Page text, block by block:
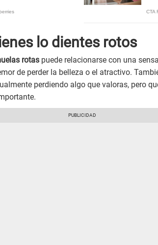
lo dientes rotos
rotas puede relacionarse con una
de perder la belleza o el atractivo.
perdiendo algo que valoras, pero